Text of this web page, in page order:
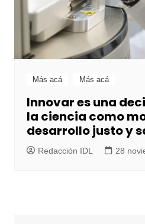
Más acá Más acá
Innovar es una
la ciencia como
desarrollo justo y
Redacción IDL 28